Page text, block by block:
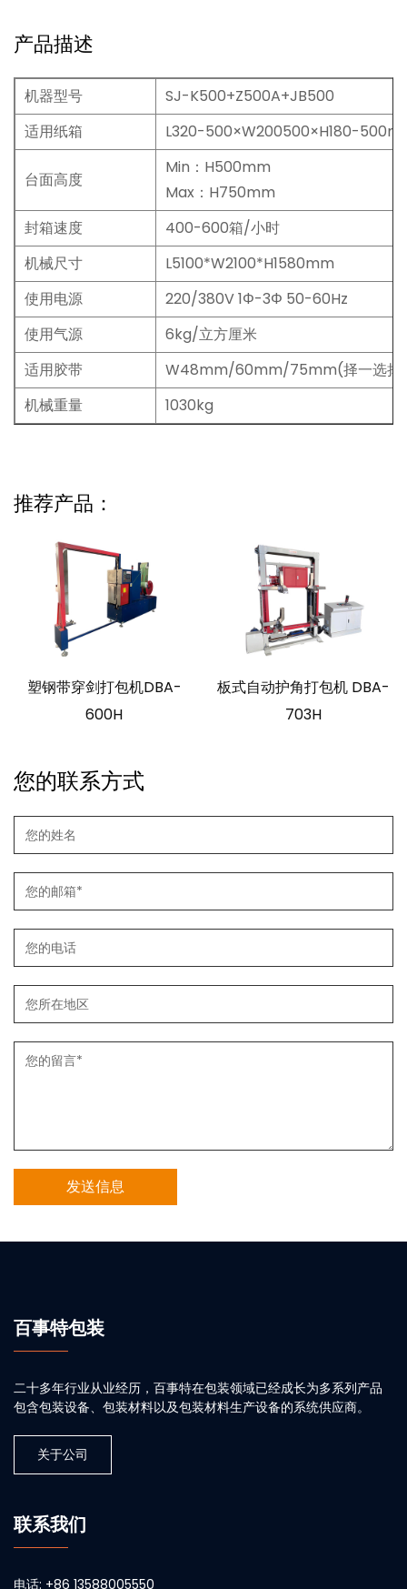
产品描述
机器型号
SJ-K500+Z500A+JB500
适用纸箱
L320-500×W200500×H180-
台面高度
Min：H500mm
Max：H750mm
封箱速度
400-600箱/小时
机械尺寸
L5100*W2100*H1580mm
使用电源
220/380V 1Φ-3Φ 50-60Hz
使用气源
6kg/立方厘米
适用胶带
W48mm/60mm/75mm(择一选择
机械重量
1030kg
推荐产品：
塑钢带穿剑打包机DBA-
600H
板式自动护角打包机 DBA-
703H
您的联系方式
百事特包装
二十多年行业从业经历，百事特在包装领域已经成长为多系列产品
包含包装设备、包装材料以及包装材料生产设备的系统供应商。
关于公司
联系我们
电话: +86 13588005550